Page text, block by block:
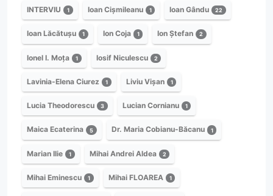
INTERVIU 1 Ioan Cișmileanu 1 Ioan Gându 22
Ioan Lăcătușu 1 Ion Coja 1 Ion Ștefan 2
Ionel I. Moța 1 Iosif Niculescu 2
Lavinia-Elena Ciurez 1 Liviu Vișan 1
Lucia Theodorescu 3 Lucian Cornianu 1
Maica Ecaterina 5 Dr. Maria Cobianu-Băcanu 1
Marian Ilie 1 Mihai Andrei Aldea 2
Mihai Eminescu 1 Mihai FLOAREA 1